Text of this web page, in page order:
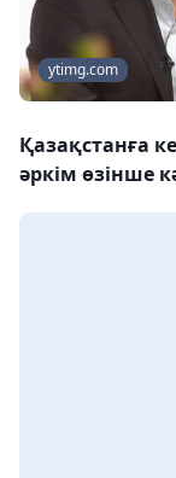
ytimg.com
Қазақстанға
әркім өзінше